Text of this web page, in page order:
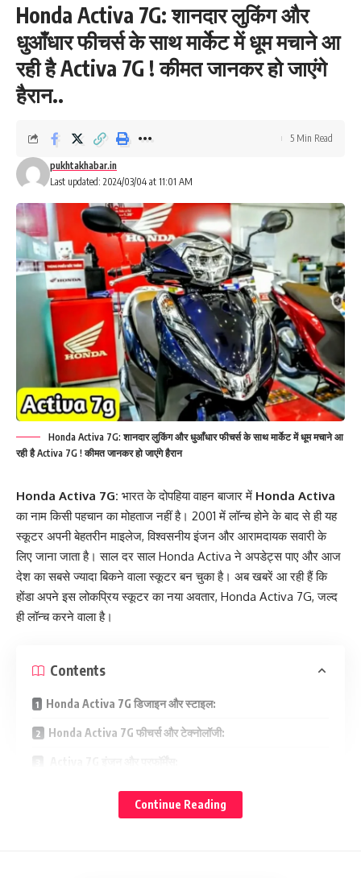
Honda Activa 7G: शानदार लुकिंग और
धुआँधार फीचर्स के साथ मार्केट में धूम मचाने आ
रही है Activa 7G ! कीमत जानकर हो जाएंगे
हैरान..
Last updated: 2024/03/04 at 11:01 AM
pukhtakhabar.in
5 Min Read
Honda Activa 7G: शानदार लुकिंग और धुआँधार फीचर्स के साथ मार्केट में धूम मचाने आ
रही है Activa 7G ! कीमत जानकर हो जाएंगे हैरान
Honda Activa 7G: भारत के दोपहिया वाहन बाजार में Honda Activa
का नाम किसी पहचान का मोहताज नहीं है। 2001 में लॉन्च होने के बाद से ही यह
स्कूटर अपनी बेहतरीन माइलेज, विश्वसनीय इंजन और आरामदायक सवारी के
लिए जाना जाता है। साल दर साल Honda Activa ने अपडेट्स पाए और आज
देश का सबसे ज्यादा बिकने वाला स्कूटर बन चुका है। अब खबरें आ रही हैं कि
होंडा अपने इस लोकप्रिय स्कूटर का नया अवतार, Honda Activa 7G, जल्द
ही लॉन्च करने वाला है।
Contents
Honda Activa 7G डिजाइन और स्टाइल:
Honda Activa 7G फीचर्स और टेक्नोलॉजी:
कब होगा लॉन्च और क्या होगी कीमत?:
प्रतियोगी और बाजार में स्थिति:
Continue Reading